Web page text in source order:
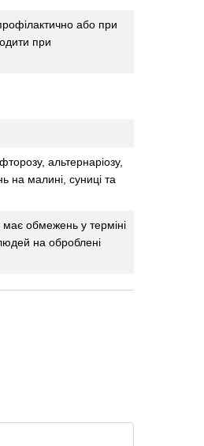
або при
при
альтернаріозу,
на малині, суниці та
обмежень у терміні
на оброблені